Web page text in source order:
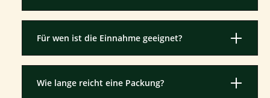
Für wen ist die Einnahme geeignet?
Wie lange reicht eine Packung?